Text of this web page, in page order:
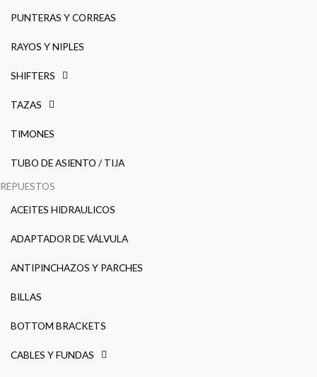
PUNTERAS Y CORREAS
RAYOS Y NIPLES
SHIFTERS
TAZAS
TIMONES
TUBO DE ASIENTO / TIJA
REPUESTOS
ACEITES HIDRAULICOS
ADAPTADOR DE VÁLVULA
ANTIPINCHAZOS Y PARCHES
BILLAS
BOTTOM BRACKETS
CABLES Y FUNDAS